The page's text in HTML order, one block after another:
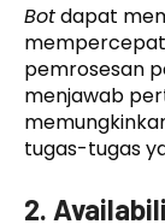
Botdapat
pemrosesan
menjawab
tugas-tugas
2.